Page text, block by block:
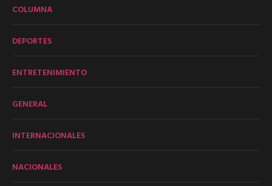
COLUMNA
DEPORTES
ENTRETENIMIENTO
GENERAL
INTERNACIONALES
NACIONALES